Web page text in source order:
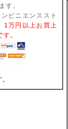
す。
ビニエンススト
1万円以上お買上
。